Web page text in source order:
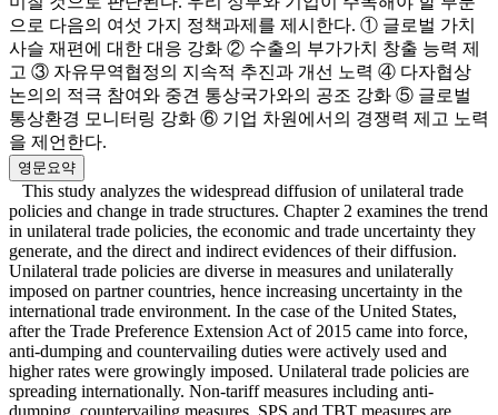
으로 다음의 여섯 가지 정책과제를 제시한다. ① 글로벌 가치
사슬 재편에 대한 대응 강화 ② 수출의 부가가치 창출 능력 제
고 ③ 자유무역협정의 지속적 추진과 개선 노력 ④ 다자협상
논의의 적극 참여와 중견 통상국가와의 공조 강화 ⑤ 글로벌
통상환경 모니터링 강화 ⑥ 기업 차원에서의 경쟁력 제고 노력
을 제언한다.
영문요약
This study analyzes the widespread diffusion of unilateral trade
policies and change in trade structures. Chapter 2 examines the trend
in unilateral trade policies, the economic and trade uncertainty they
generate, and the direct and indirect evidences of their diffusion.
Unilateral trade policies are diverse in measures and unilaterally
imposed on partner countries, hence increasing uncertainty in the
international trade environment. In the case of the United States,
after the Trade Preference Extension Act of 2015 came into force,
anti-dumping and countervailing duties were actively used and
higher rates were growingly imposed. Unilateral trade policies are
spreading internationally. Non-tariff measures including anti-